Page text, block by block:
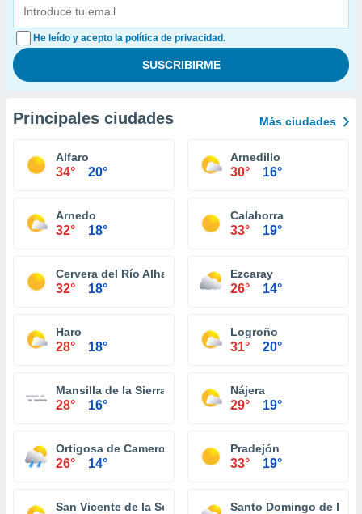
He leído y acepto la política de privacidad.
Principales ciudades Más ciudades
Alfaro
34° 20°
Arnedillo
30° 16°
Arnedo
32° 18°
Calahorra
33° 19°
Cervera del Río Alhama
32° 18°
Ezcaray
26° 14°
Haro
28° 18°
Logroño
31° 20°
Mansilla de la Sierra
28° 16°
Nájera
29° 19°
Ortigosa de Cameros
26° 14°
Pradejón
33° 19°
San Vicente de la Sonsierra Santo Domingo de la